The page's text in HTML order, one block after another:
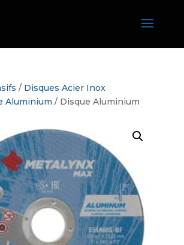
/ Disques Acier Inox
Aluminium / Disque Aluminium